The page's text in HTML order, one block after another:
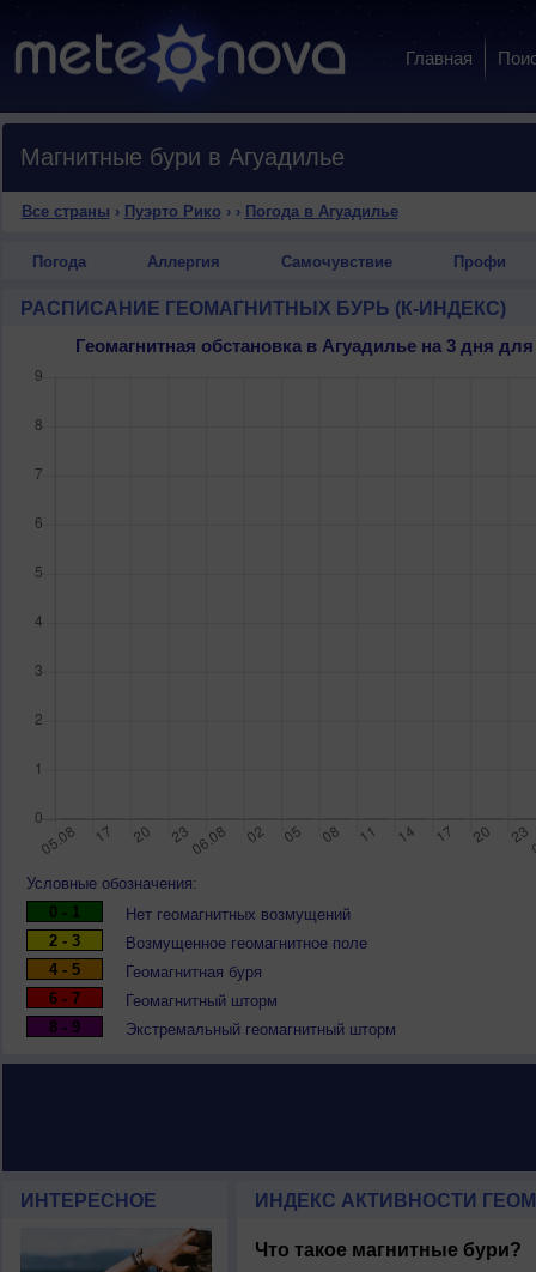
Главная
Магнитные бури в Агуадилье
Все страны › Пуэрто Рико › › Погода в Агуадилье
Погода Аллергия Самочувствие Профи
РАСПИСАНИЕ ГЕОМАГНИТНЫХ БУРЬ (К-ИНДЕКС)
Геомагнитная обстановка в Агуадилье на 3 дня
Условные обозначения:
0 - 1
Нет геомагнитных возмущений
2 - 3
Возмущенное геомагнитное поле
4 - 5
Геомагнитная буря
6 - 7
Геомагнитный шторм
8 - 9
Экстремальный геомагнитный шторм
ИНТЕРЕСНОЕ ИНДЕКС АКТИВНОСТИ
Что такое магнитные бури?